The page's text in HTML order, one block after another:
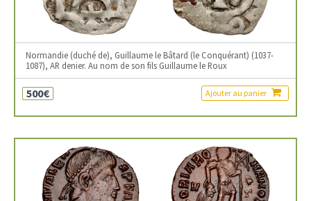
Normandie (duché de), Guillaume le Bâtard (le Conquérant) (1037-
1087), AR denier. Au nom de son fils Guillaume le Roux
500€ Ajouter au panier